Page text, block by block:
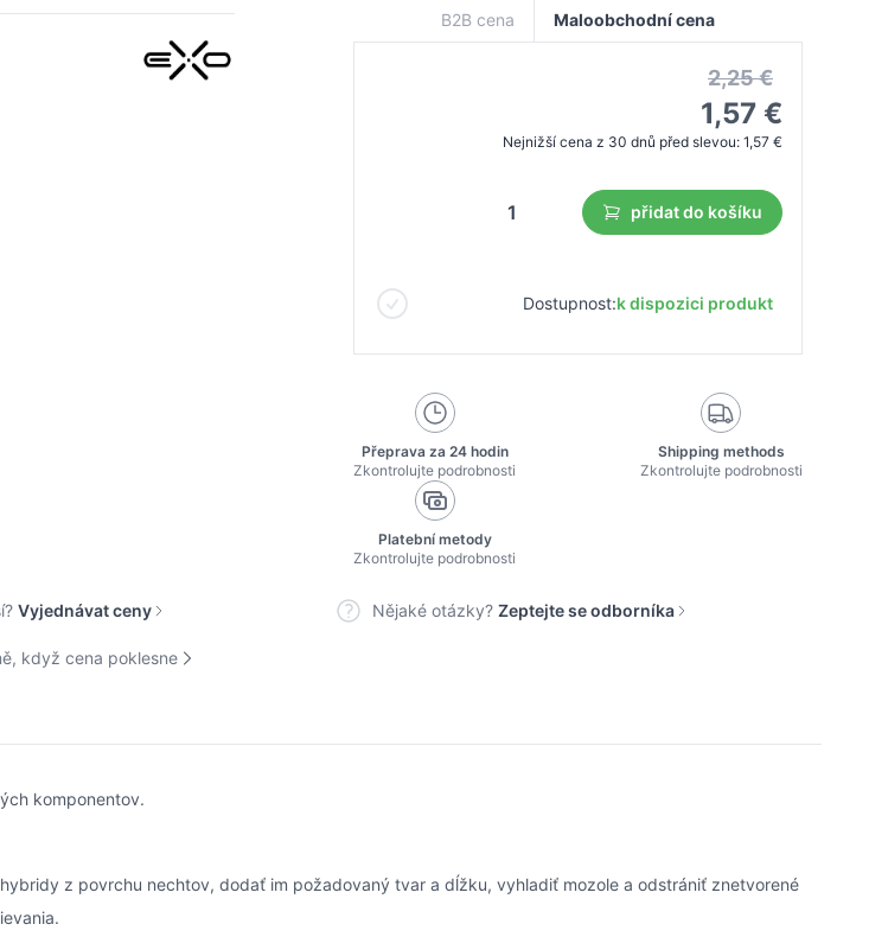
B2B cena Maloobchodní cena
2,25 €
1,57 €
Nejnižší cena z 30 dnů před slevou: 1,57 €
přidat do košíku
Dostupnost:k dispozici produkt
Přeprava za 24 hodin
Zkontrolujte podrobnosti
Shipping methods
Zkontrolujte podrobnosti
Platební metody
Zkontrolujte podrobnosti
Vyjednávat ceny Nějaké otázky? Zeptejte se odborníka
když cena poklesne
komponentov.
z povrchu nechtov, dodať im požadovaný tvar a dĺžku, vyhladiť mozole a odstrániť znetvorené